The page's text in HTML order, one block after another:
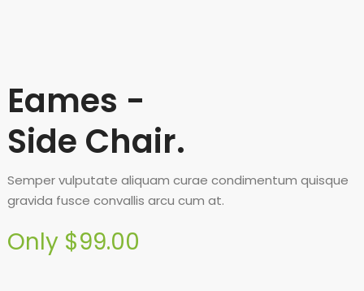
Eames -
Side Chair.
Semper vulputate aliquam curae condimentum quisque
gravida fusce convallis arcu cum at.
Only $99.00